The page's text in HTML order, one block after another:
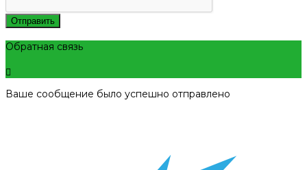
Отправить
Обратная связь
Ваше сообщение было успешно отправлено